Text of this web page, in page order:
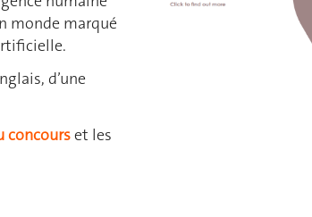
monde marqué
d’une
concourset les